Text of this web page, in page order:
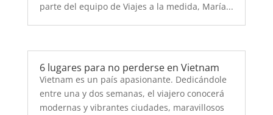
parte del equipo de Viajes a la medida, María...
6 lugares para no perderse en Vietnam
Vietnam es un país apasionante. Dedicándole
entre una y dos semanas, el viajero conocerá
modernas y vibrantes ciudades, maravillosos